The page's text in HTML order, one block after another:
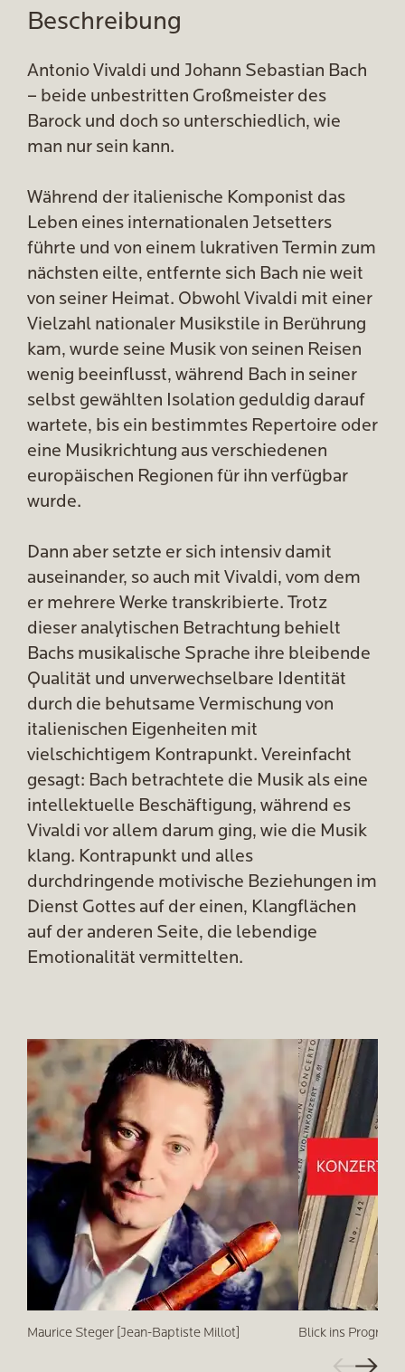
Beschreibung
Antonio Vivaldi und Johann Sebastian Bach
– beide unbestritten Großmeister des
Barock und doch so unterschiedlich, wie
man nur sein kann.
Während der italienische Komponist das
Leben eines internationalen Jetsetters
führte und von einem lukrativen Termin zum
nächsten eilte, entfernte sich Bach nie weit
von seiner Heimat. Obwohl Vivaldi mit einer
Vielzahl nationaler Musikstile in Berührung
kam, wurde seine Musik von seinen Reisen
wenig beeinflusst, während Bach in seiner
selbst gewählten Isolation geduldig darauf
wartete, bis ein bestimmtes Repertoire oder
eine Musikrichtung aus verschiedenen
europäischen Regionen für ihn verfügbar
wurde.
Dann aber setzte er sich intensiv damit
auseinander, so auch mit Vivaldi, vom dem
er mehrere Werke transkribierte. Trotz
dieser analytischen Betrachtung behielt
Bachs musikalische Sprache ihre bleibende
Qualität und unverwechselbare Identität
durch die behutsame Vermischung von
italienischen Eigenheiten mit
vielschichtigem Kontrapunkt. Vereinfacht
gesagt: Bach betrachtete die Musik als eine
intellektuelle Beschäftigung, während es
Vivaldi vor allem darum ging, wie die Musik
klang. Kontrapunkt und alles
durchdringende motivische Beziehungen im
Dienst Gottes auf der einen, Klangflächen
auf der anderen Seite, die lebendige
Emotionalität vermittelten.
Maurice Steger [Jean-Baptiste Millot] Blick ins